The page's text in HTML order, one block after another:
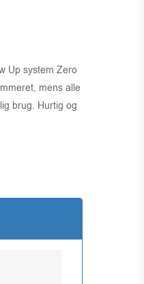
Up system Zero
mens alle
brug. Hurtig og